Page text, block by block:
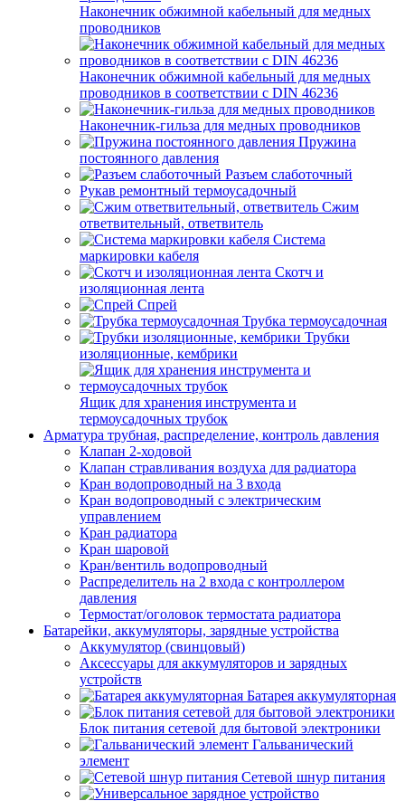
Наконечник обжимной кабельный для медных
проводников
Наконечник обжимной кабельный для медных
проводников в соответствии с DIN 46236
Наконечник-гильза для медных проводников
Пружина
постоянного давления
Разъем слаботочный
Рукав ремонтный термоусадочный
Сжим
ответвительный, ответвитель
Система
маркировки кабеля
Скотч и
изоляционная лента
Спрей
Трубка термоусадочная
Трубки
изоляционные, кембрики
Ящик для хранения инструмента и
термоусадочных трубок
Арматура трубная, распределение, контроль давления
Клапан 2-ходовой
Клапан стравливания воздуха для радиатора
Кран водопроводный на 3 входа
Кран водопроводный с электрическим
управлением
Кран радиатора
Кран шаровой
Кран/вентиль водопроводный
Распределитель на 2 входа с контроллером
давления
Термостат/оголовок термостата радиатора
Батарейки, аккумуляторы, зарядные устройства
Аккумулятор (свинцовый)
Аксессуары для аккумуляторов и зарядных
устройств
Батарея аккумуляторная
Блок питания сетевой для бытовой электроники
Гальванический
элемент
Сетевой шнур питания